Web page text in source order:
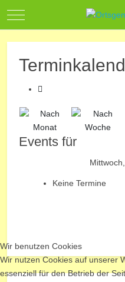
Mobile Menu Toggle
Events für
Keine Termine
Wir benutzen Cookies
Wir nutzen Cookies auf unserer
essenziell für den Betrieb der